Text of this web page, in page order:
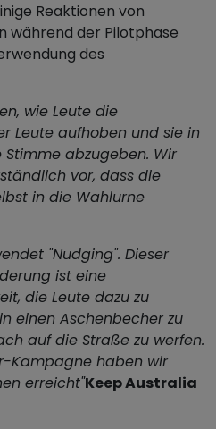
Reaktionen von
während der Pilotphase
des
wie Leute die
Leute aufhoben und sie in
abzugeben. Wir
vor, dass die
in die Wahlurne
"Nudging". Dieser
ist eine
die Leute dazu zu
einen Aschenbecher zu
auf die Straße zu werfen.
Kampagne haben wir
erreicht"Keep Australia